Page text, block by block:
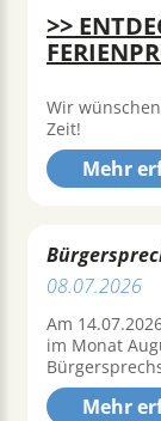
>>
Wir
Zeit!
Mehr
08.07.2026
Am
im Monat
Mehr